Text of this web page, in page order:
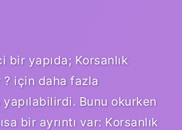
bir yapıda; Korsanlık
için daha fazla
yapılabilirdi. Bunu okurken
bir ayrıntı var: Korsanlık